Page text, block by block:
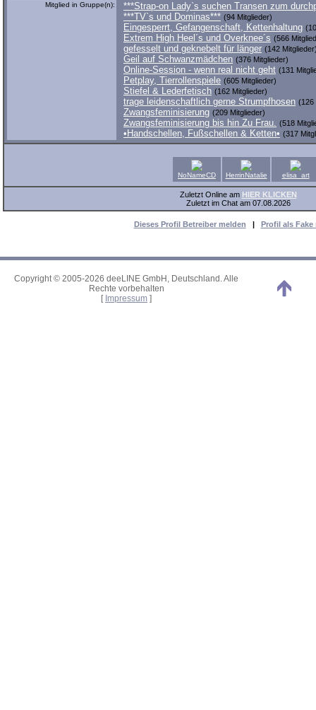
Mitglied in Gruppe(n):
***Strap-on Lady`s suchen Transen zum
***TV`s und Dominas*** (94 Mitglieder)
Eingesperrt, Gefangenschaft, Kettenhaltung
Extrem High Heel´s und Overknee´s (566
gefesselt und geknebelt für länger (142
Geil auf Schwanzmädchen (376 Mitglieder)
Online-Session - wenn real nicht geht (131
Petplay, Tierrollenspiele (605 Mitglieder)
Stiefel & Lederfetisch (162 Mitglieder)
trage leidenschaftlich gerne Strumpfhosen (126
Zwangsfeminisierung (209 Mitglieder)
Zwangsfeminisierung bis hin Zu Frau. (518
•Handschellen, Fußschellen & Ketten• (317
NoNameCD HerrinNatalie elisa_art
Zuletzt Online am HIER KLICKEN
Zuletzt im Chat am 07.08.2026
Dieses Profil Betreiber melden | Profil als Fake
Copyright © 2005-2026 deeLINE GmbH, Deutschland. Alle
Rechte vorbehalten
[ Impressum ]